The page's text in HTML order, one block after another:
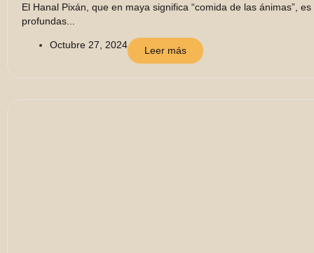
El Hanal Pixán, que en maya significa “comida de las ánimas”,
profundas...
Octubre 27, 2024 Leer más